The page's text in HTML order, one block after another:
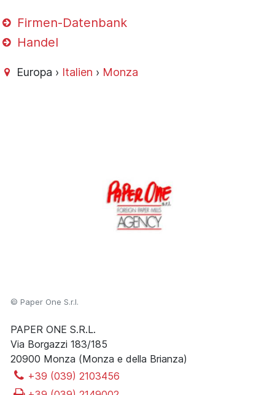
Firmen-Datenbank
Handel
Europa › Italien › Monza
© Paper One S.r.l.
PAPER ONE S.R.L.
Via Borgazzi 183/185
20900 Monza (Monza e della Brianza)
+39 (039) 2103456